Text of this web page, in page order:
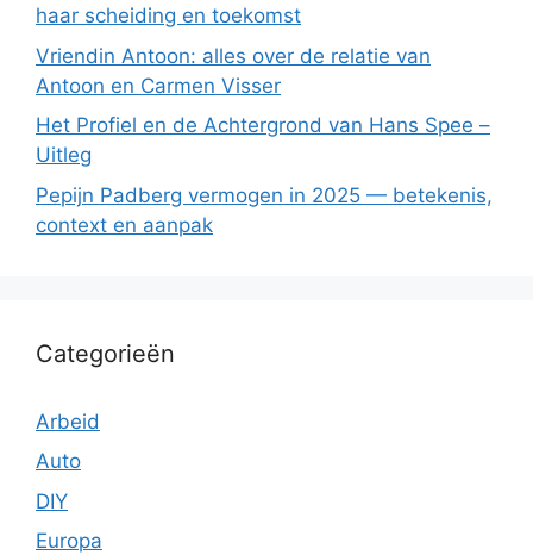
haar scheiding en toekomst
Vriendin Antoon: alles over de relatie van
Antoon en Carmen Visser
Het Profiel en de Achtergrond van Hans Spee –
Uitleg
Pepijn Padberg vermogen in 2025 — betekenis,
context en aanpak
Categorieën
Arbeid
Auto
DIY
Europa